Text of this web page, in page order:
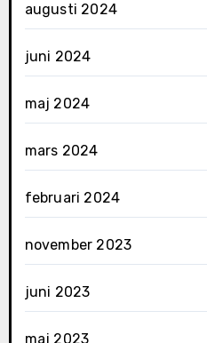
augusti 2024
juni 2024
maj 2024
mars 2024
februari 2024
november 2023
juni 2023
maj 2023